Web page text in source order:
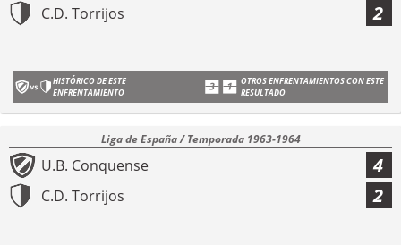
C.D. Torrijos 2
HISTÓRICO DE ESTE
ENFRENTAMIENTO
OTROS ENFRENTAMIENTOS CON ESTE
RESULTADO
Liga de España / Temporada 1963-1964
U.B. Conquense 4
C.D. Torrijos 2